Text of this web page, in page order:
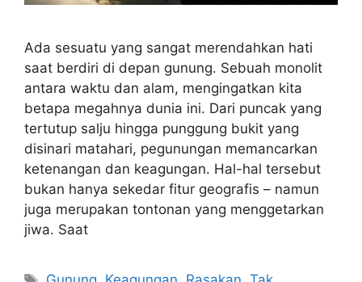
Ada sesuatu yang sangat merendahkan hati
saat berdiri di depan gunung. Sebuah monolit
antara waktu dan alam, mengingatkan kita
betapa megahnya dunia ini. Dari puncak yang
tertutup salju hingga punggung bukit yang
disinari matahari, pegunungan memancarkan
ketenangan dan keagungan. Hal-hal tersebut
bukan hanya sekedar fitur geografis – namun
juga merupakan tontonan yang menggetarkan
jiwa. Saat
Tags